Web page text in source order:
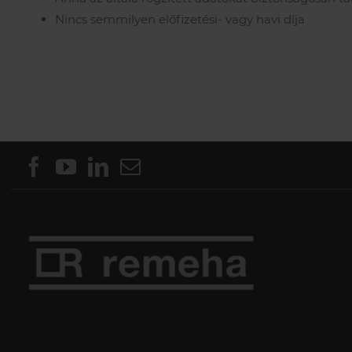
Nincs semmilyen előfizetési- vagy havi díja